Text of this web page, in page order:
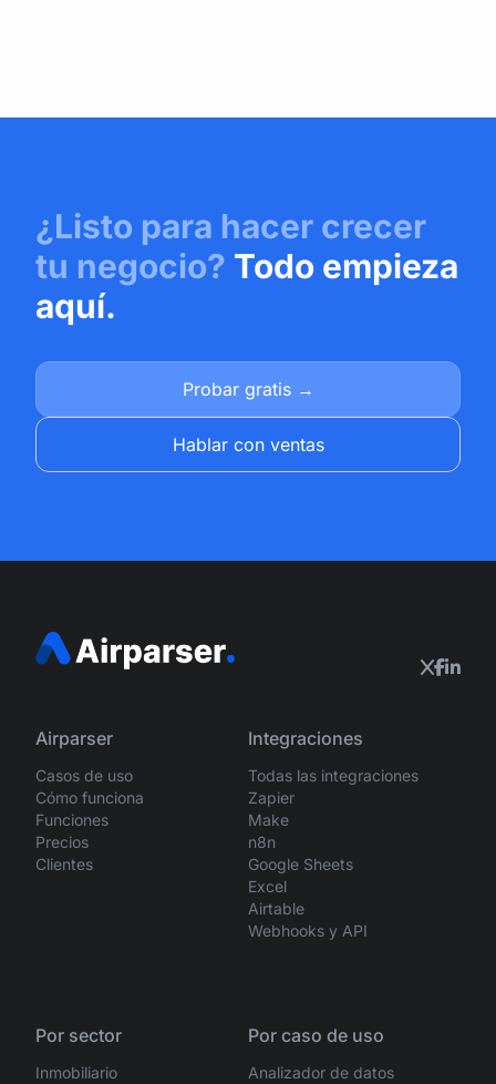
¿Listo para hacer crecer
tu negocio? Todo empieza
aquí.
Probar gratis →
Hablar con ventas
Airparser
Casos de uso
Cómo funciona
Funciones
Precios
Clientes
Integraciones
Todas las integraciones
Zapier
Make
n8n
Google Sheets
Excel
Airtable
Webhooks y API
Por sector
Inmobiliario
Por caso de uso
Analizador de datos